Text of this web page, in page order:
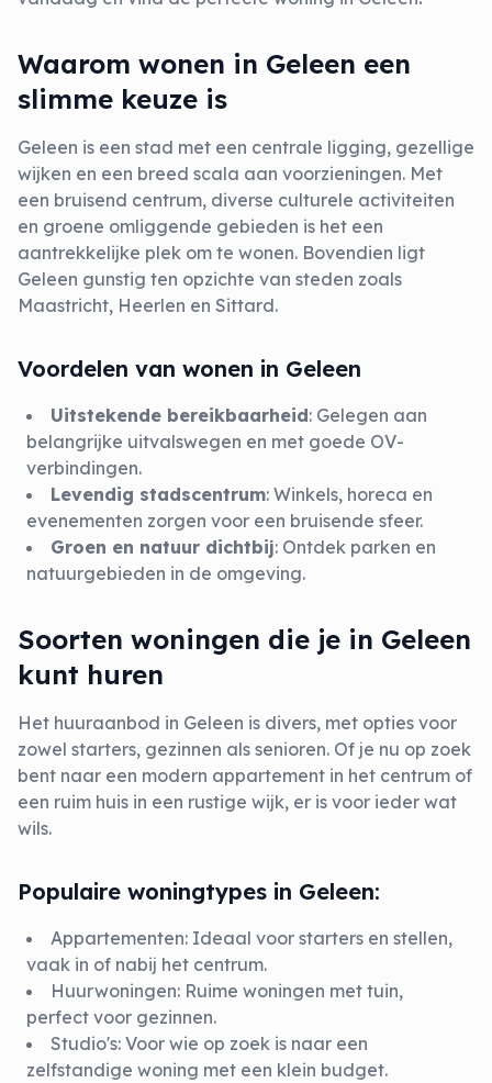
Waarom wonen in Geleen een
slimme keuze is
Geleen is een stad met een centrale ligging, gezellige
wijken en een breed scala aan voorzieningen. Met
een bruisend centrum, diverse culturele activiteiten
en groene omliggende gebieden is het een
aantrekkelijke plek om te wonen. Bovendien ligt
Geleen gunstig ten opzichte van steden zoals
Maastricht, Heerlen en Sittard.
Voordelen van wonen in Geleen
Uitstekende bereikbaarheid: Gelegen aan
belangrijke uitvalswegen en met goede OV-
verbindingen.
Levendig stadscentrum: Winkels, horeca en
evenementen zorgen voor een bruisende sfeer.
Groen en natuur dichtbij: Ontdek parken en
natuurgebieden in de omgeving.
Soorten woningen die je in Geleen
kunt huren
Het huuraanbod in Geleen is divers, met opties voor
zowel starters, gezinnen als senioren. Of je nu op zoek
bent naar een modern appartement in het centrum of
een ruim huis in een rustige wijk, er is voor ieder wat
wils.
Populaire woningtypes in Geleen:
Appartementen: Ideaal voor starters en stellen,
vaak in of nabij het centrum.
Huurwoningen: Ruime woningen met tuin,
perfect voor gezinnen.
Studio's: Voor wie op zoek is naar een
zelfstandige woning met een klein budget.